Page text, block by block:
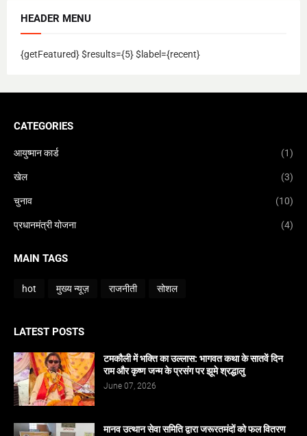
HEADER MENU
{getFeatured} $results={5} $label={recent}
CATEGORIES
आयुष्मान कार्ड (1)
खेल (3)
चुनाव (10)
प्रधानमंत्री योजना (4)
MAIN TAGS
hot मुख्य न्यूज़ राजनीती सोशल
LATEST POSTS
टमकौली में भक्ति का उल्लास: भागवत कथा के सातवें दिन
राम और कृष्ण जन्म के प्रसंग पर झूमे श्रद्धालु
June 07, 2026
मानव उत्थान सेवा समिति द्वारा जरूरतमंदों को फल वितरण